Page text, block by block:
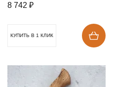
8 742 ₽
КУПИТЬ В 1 КЛИК